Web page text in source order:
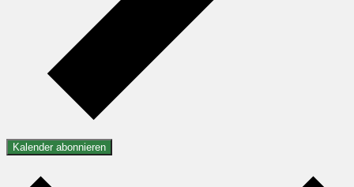
Kalender abonnieren